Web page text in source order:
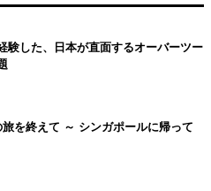
験した、日本が直面するオーバーツー
を終えて ～ シンガポールに帰って